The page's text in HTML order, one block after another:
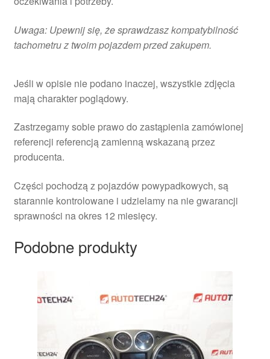
Uwaga: Upewnij się, że sprawdzasz kompatybilność
tachometru z twoim pojazdem przed zakupem.
Jeśli w opisie nie podano inaczej, wszystkie zdjęcia
mają charakter poglądowy.
Zastrzegamy sobie prawo do zastąpienia zamówionej
referencji referencją zamienną wskazaną przez
producenta.
Części pochodzą z pojazdów powypadkowych, są
starannie kontrolowane i udzielamy na nie gwarancji
sprawności na okres 12 miesięcy.
Podobne produkty